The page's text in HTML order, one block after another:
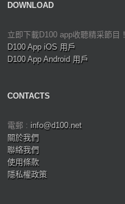
DOWNLOAD
立即下載D100 app收聽精采節目！
D100 App iOS 用戶
D100 App Android 用戶
CONTACTS
電郵 : info@d100.net
關於我們
聯絡我們
使用條款
隱私權政策